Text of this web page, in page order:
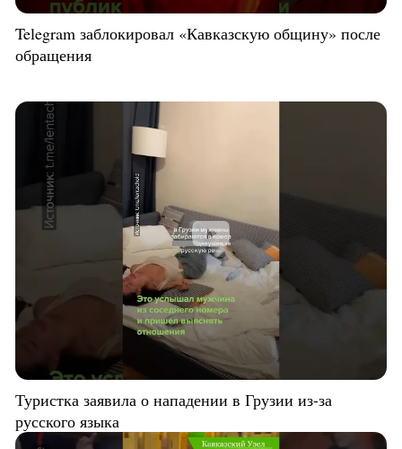
Telegram заблокировал «Кавказскую общину» после
обращения
Туристка заявила о нападении в Грузии из-за
русского языка